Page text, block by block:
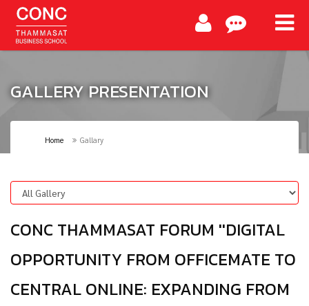
GALLERY PRESENTATION
Home Gallary
CONC THAMMASAT FORUM ''DIGITAL
OPPORTUNITY FROM OFFICEMATE TO
CENTRAL ONLINE: EXPANDING FROM